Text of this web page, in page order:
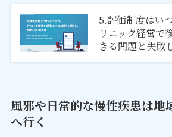
5.評価制度はい
リニック経営で
きる問題と失敗
風邪や日常的な慢性疾患は地
へ行く